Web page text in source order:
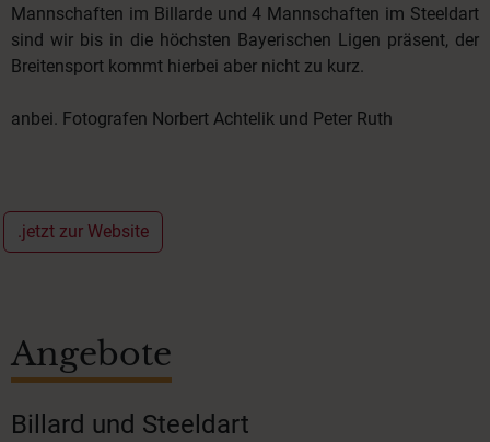
Mannschaften im Billarde und 4 Mannschaften im Steeldart
sind wir bis in die höchsten Bayerischen Ligen präsent, der
Breitensport kommt hierbei aber nicht zu kurz.
anbei. Fotografen Norbert Achtelik und Peter Ruth
.jetzt zur Website
Angebote
Billard und Steeldart